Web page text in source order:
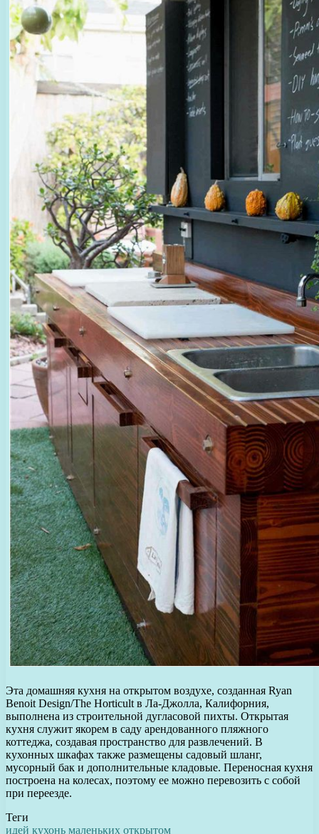
Эта домашняя кухня на открытом воздухе, созданная Ryan
Benoit Design/The Horticult в Ла-Джолла, Калифорния,
выполнена из строительной дугласовой пихты. Открытая
кухня служит якорем в саду арендованного пляжного
коттеджа, создавая пространство для развлечений. В
кухонных шкафах также размещены садовый шланг,
мусорный бак и дополнительные кладовые. Переносная кухня
построена на колесах, поэтому ее можно перевозить с собой
при переезде.
Теги
идей кухонь маленьких открытом